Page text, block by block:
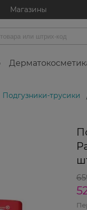
Магазины
Подгузники-трусики